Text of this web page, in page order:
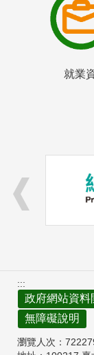
就業
:::
政府網站資料
無障礙說明
瀏覽人次：